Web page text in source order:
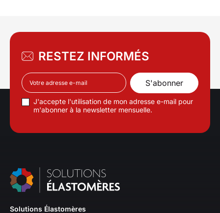
RESTEZ INFORMÉS
J'accepte l'utilisation de mon adresse e-mail pour
m'abonner à la newsletter mensuelle.
Solutions Élastomères